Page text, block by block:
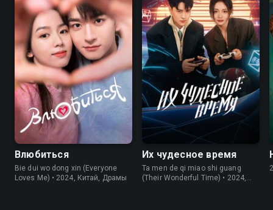
7.9 7.2
Влюбиться
Bie dui wo dong xin (Everyone
Loves Me) • 2024, Китай, Драмы
7.2 7.2
Их чудесное время
Ta men de qi miao shi guang
(Their Wonderful Time) • 2024,